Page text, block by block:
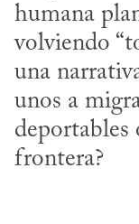
humana
volviendo
una
unos a
deportables
frontera?